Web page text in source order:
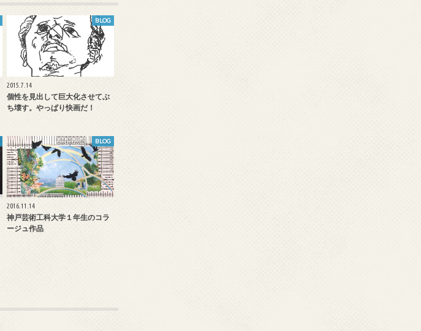
BLOG
2015.7.14
個性を見出して巨大化させてぶ
ち壊す。やっぱり快画だ！
BLOG
2016.11.14
神戸芸術工科大学１年生のコラ
ージュ作品